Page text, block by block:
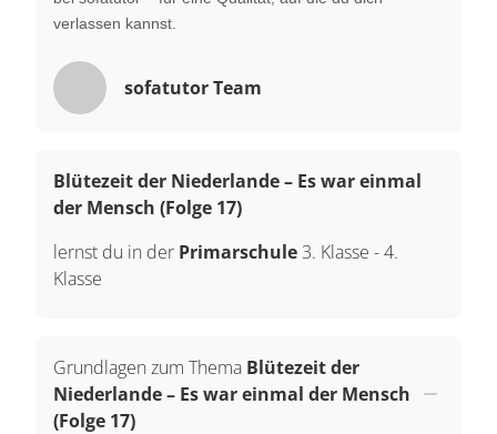
verlassen kannst.
sofatutor Team
Blütezeit der Niederlande – Es war einmal
der Mensch (Folge 17)
lernst du in der Primarschule 3. Klasse -4.
Klasse
Grundlagen zum Thema Blütezeit der
Niederlande – Es war einmal der Mensch
(Folge 17)